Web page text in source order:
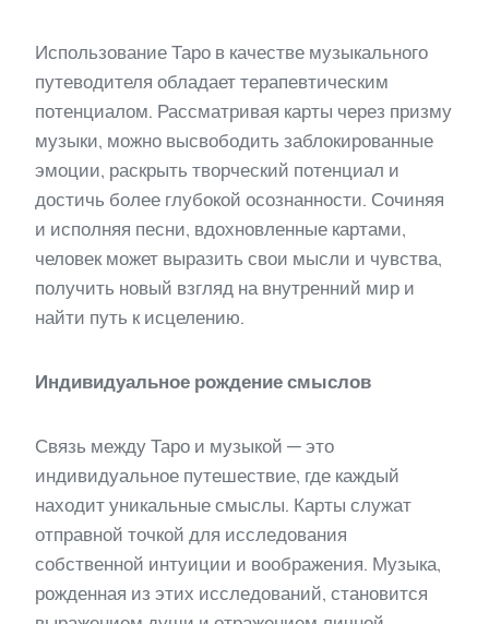
Использование Таро в качестве музыкального
путеводителя обладает терапевтическим
потенциалом. Рассматривая карты через призму
музыки, можно высвободить заблокированные
эмоции, раскрыть творческий потенциал и
достичь более глубокой осознанности. Сочиняя
и исполняя песни, вдохновленные картами,
человек может выразить свои мысли и чувства,
получить новый взгляд на внутренний мир и
найти путь к исцелению.
Индивидуальное рождение смыслов
Связь между Таро и музыкой — это
индивидуальное путешествие, где каждый
находит уникальные смыслы. Карты служат
отправной точкой для исследования
собственной интуиции и воображения. Музыка,
рожденная из этих исследований, становится